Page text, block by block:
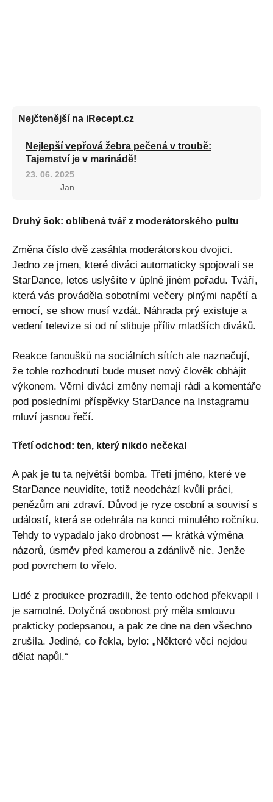
Nejčtenější na iRecept.cz
Nejlepší vepřová žebra pečená v troubě:
Tajemství je v marinádě!
23. 06. 2025
Jan
Druhý šok: oblíbená tvář z moderátorského pultu
Změna číslo dvě zasáhla moderátorskou dvojici.
Jedno ze jmen, které diváci automaticky spojovali se
StarDance, letos uslyšíte v úplně jiném pořadu. Tváří,
která vás prováděla sobotními večery plnými napětí a
emocí, se show musí vzdát. Náhrada prý existuje a
vedení televize si od ní slibuje příliv mladších diváků.
Reakce fanoušků na sociálních sítích ale naznačují,
že tohle rozhodnutí bude muset nový člověk obhájit
výkonem. Věrní diváci změny nemají rádi a komentáře
pod posledními příspěvky StarDance na Instagramu
mluví jasnou řečí.
Třetí odchod: ten, který nikdo nečekal
A pak je tu ta největší bomba. Třetí jméno, které ve
StarDance neuvidíte, totiž neodchází kvůli práci,
penězům ani zdraví. Důvod je ryze osobní a souvisí s
událostí, která se odehrála na konci minulého ročníku.
Tehdy to vypadalo jako drobnost — krátká výměna
názorů, úsměv před kamerou a zdánlivě nic. Jenže
pod povrchem to vřelo.
Lidé z produkce prozradili, že tento odchod překvapil i
je samotné. Dotyčná osobnost prý měla smlouvu
prakticky podepsanou, a pak ze dne na den všechno
zrušila. Jediné, co řekla, bylo: „Některé věci nejdou
dělat napůl.“